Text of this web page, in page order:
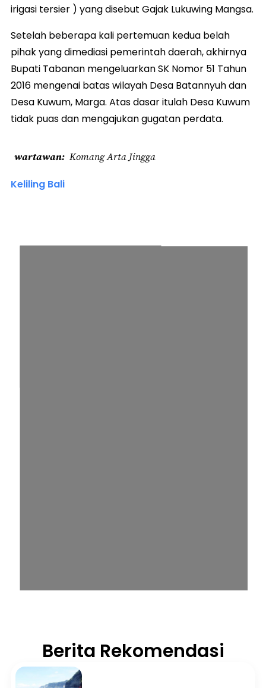
irigasi tersier ) yang disebut Gajak Lukuwing Mangsa.
Setelah beberapa kali pertemuan kedua belah
pihak yang dimediasi pemerintah daerah, akhirnya
Bupati Tabanan mengeluarkan SK Nomor 51 Tahun
2016 mengenai batas wilayah Desa Batannyuh dan
Desa Kuwum, Marga. Atas dasar itulah Desa Kuwum
tidak puas dan mengajukan gugatan perdata.
wartawan Komang Arta Jingga
Keliling Bali
Berita Rekomendasi